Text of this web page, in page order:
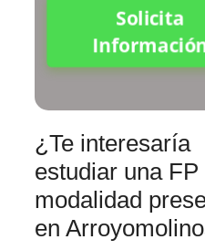
Solicita
Información
¿Te interesaría
estudiar una FP
modalidad
en